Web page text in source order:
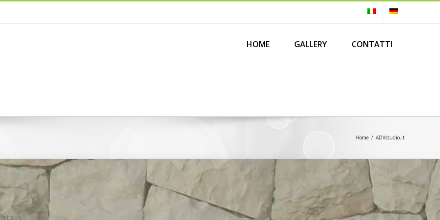
HOME GALLERY CONTATTI
Home / ADVstudio.it